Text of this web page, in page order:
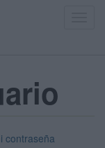
contraseña